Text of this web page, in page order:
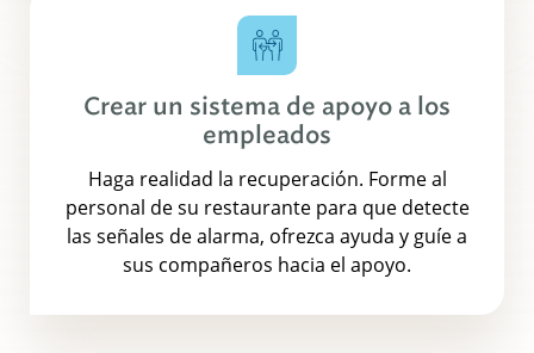
Crear un sistema de apoyo a los
empleados
Haga realidad la recuperación. Forme al
personal de su restaurante para que detecte
las señales de alarma, ofrezca ayuda y guíe a
sus compañeros hacia el apoyo.